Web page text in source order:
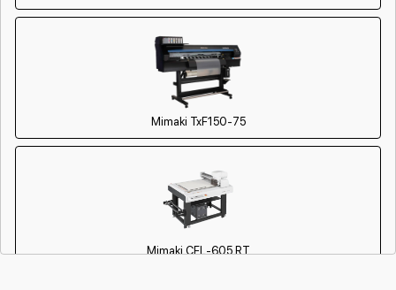
Mimaki TxF150-75
Mimaki CFL-605 RT